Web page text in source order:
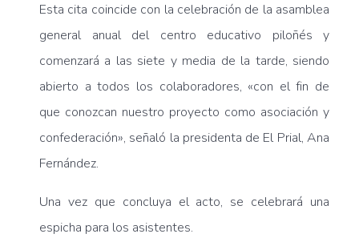
Esta cita coincide con la celebración de la asamblea
general anual del centro educativo piloñés y
comenzará a las siete y media de la tarde, siendo
abierto a todos los colaboradores, «con el fin de
que conozcan nuestro proyecto como asociación y
confederación», señaló la presidenta de El Prial, Ana
Fernández.
Una vez que concluya el acto, se celebrará una
espicha para los asistentes.